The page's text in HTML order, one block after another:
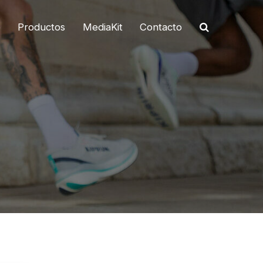
Productos MediaKit Contacto